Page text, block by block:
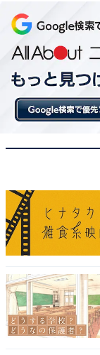
「えこりん村
の羊牧場と世
えこりん村の羊
恵庭市郊外に広